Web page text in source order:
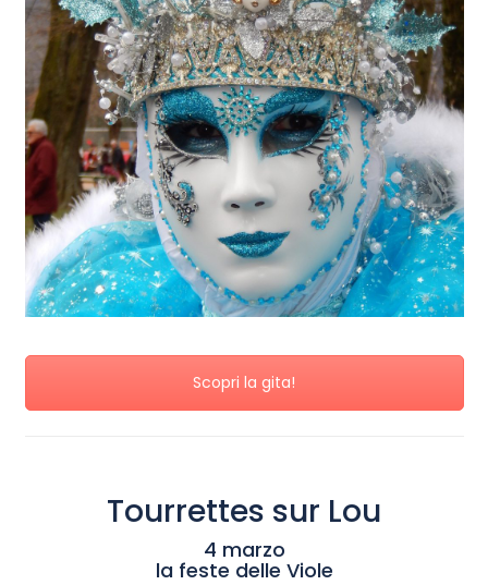
Scopri la gita!
Tourrettes sur Lou
4 marzo
la feste delle Viole